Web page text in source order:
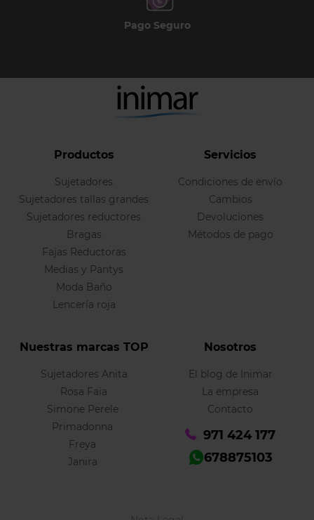
Pago Seguro
Productos
Sujetadores
Sujetadores tallas grandes
Sujetadores reductores
Bragas
Fajas Reductoras
Medias y Pantys
Moda Baño
Lencería roja
Servicios
Condiciones de envío
Cambios
Devoluciones
Métodos de pago
Nuestras marcas TOP
Sujetadores Anita
Rosa Faia
Simone Perele
Primadonna
Freya
Janira
Nosotros
El blog de Inimar
La empresa
Contacto
971 424 177
678875103